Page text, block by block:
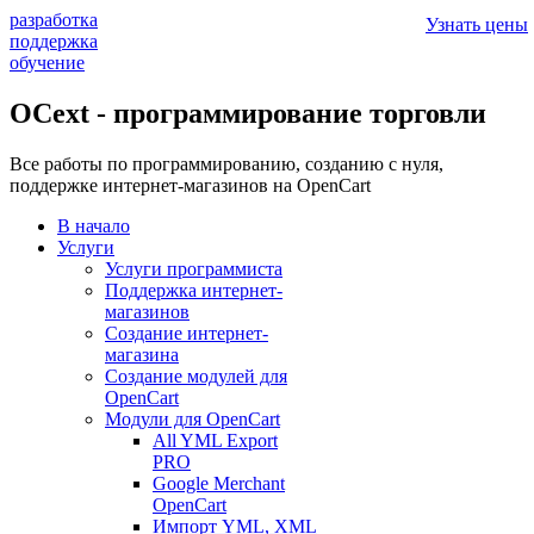
разработка
поддержка
обучение
OCext - программирование торговли
Все работы по программированию, созданию с нуля,
поддержке интернет-магазинов на OpenCart
В начало
Услуги
Услуги программиста
Поддержка интернет-
магазинов
Создание интернет-
магазина
Создание модулей для
OpenCart
Модули для OpenCart
All YML Export
PRO
Google Merchant
OpenCart
Импорт YML, XML
Узнать цены